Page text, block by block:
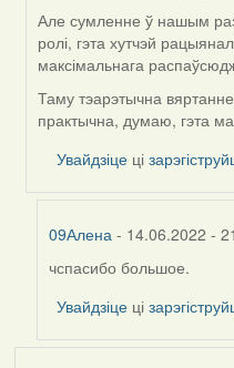
Але сумленне ў нашым
ролі, гэта хутчэй
максімальнага
Таму тэарэтычна
практычна, думаю, гэта
Увайдзіце ці
09Алена - 14.06.2022 -
In
reply
by
чспасибо большое.
Увайдзіце ці